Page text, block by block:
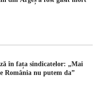
în fața sindicatelor: „Mai
România nu putem da”